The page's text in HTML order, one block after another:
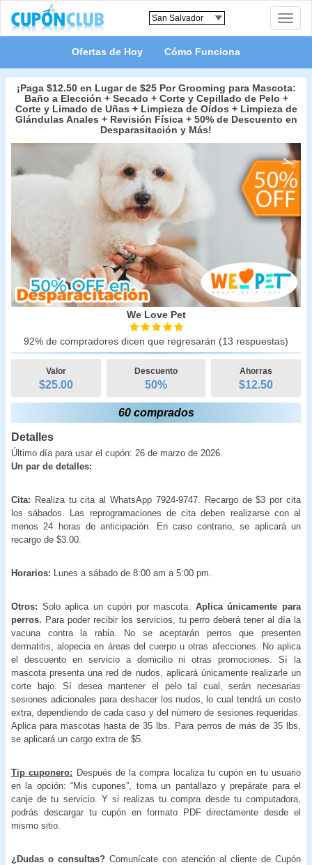
Toggle
Ofertas de Hoy Cómo Funciona
¡Paga $12.50 en Lugar de $25 Por Grooming para Mascota:
Baño a Elección + Secado + Corte y Cepillado de Pelo +
Corte y Limado de Uñas + Limpieza de Oídos + Limpieza de
Glándulas Anales + Revisión Física + 50% de Descuento en
Desparasitación y Más!
We Love Pet
92% de compradores dicen que regresarán (13 respuestas)
Valor
$25.00
Descuento
50%
Ahorras
$12.50
60 comprados
Detalles
Último día para usar el cupón: 26 de marzo de 2026.
Un par de detalles:
Cita: Realiza tu cita al WhatsApp 7924-9747. Recargo de $3 por cita
los sábados. Las reprogramaciones de cita deben realizarse con al
menos 24 horas de anticipación. En caso contrario, se aplicará un
recargo de $3.00.
Horarios: Lunes a sábado de 8:00 am a 5:00 pm.
Otros: Solo aplica un cupón por mascota. Aplica únicamente para
perros. Para poder recibir los servicios, tu perro deberá tener al día la
vacuna contra la rabia. No se aceptarán perros que presenten
dermatitis, alopecia en áreas del cuerpo u otras afecciones. No aplica
el descuento en servicio a domicilio ni otras promociones. Sí la
mascota presenta una red de nudos, aplicará únicamente realizarle un
corte bajo. Sí desea mantener el pelo tal cual, serán necesarias
sesiones adicionales para deshacer los nudos, lo cual tendrá un costo
extra, dependiendo de cada caso y del número de sesiones requeridas.
Aplica para mascotas hasta de 35 lbs. Para perros de más de 35 lbs,
se aplicará un cargo extra de $5.
Tip cuponero: Después de la compra localiza tu cupón en tu usuario
en la opción: “Mis cupones”, toma un pantallazo y prepárate para el
canje de tu servicio. Y si realizas tu compra desde tu computadora,
podrás descargar tu cupón en formato PDF directamente desde el
mismo sitio.
¿Dudas o consultas? Comunícate con atención al cliente de Cupón